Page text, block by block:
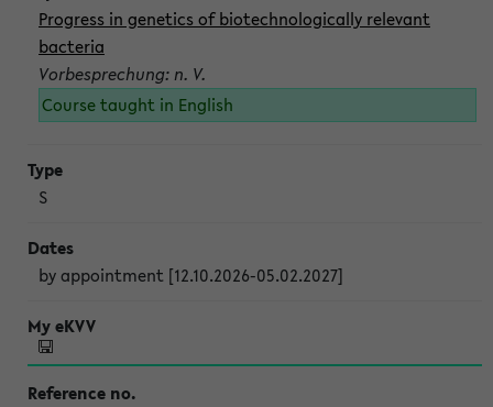
Progress in genetics of biotechnologically relevant
bacteria
Vorbesprechung: n. V.
Course taught in English
S
by appointment [12.10.2026-05.02.2027]